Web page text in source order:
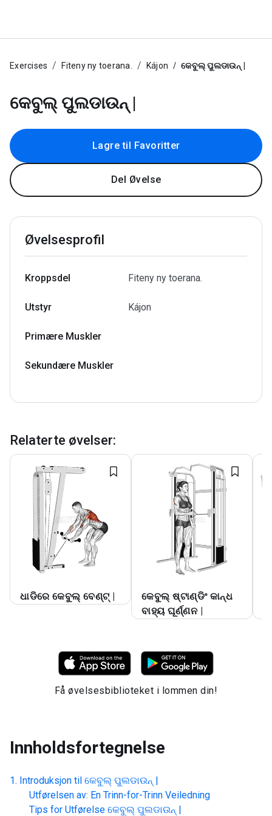
Exercises Fiteny ny toerana. Kájon କେବୁଲ୍ ପୁଲଡାଉନ୍ |
କେବୁଲ୍ ପୁଲଡାଉନ୍ |
Lagre til Favoritter
Del Øvelse
Øvelsesprofil
Kroppsdel Fiteny ny toerana.
Utstyr Kájon
Primære Muskler
Sekundære Muskler
Relaterte øvelser:
ଧାଡିରେ କେବୁଲ୍ ବେଣ୍ଟ୍ |
କେବୁଲ୍ ଷ୍ଟାଣ୍ଡିଂ କାନ୍ଧ
ବାହ୍ୟ ଘୂର୍ଣ୍ଣନ |
Få øvelsesbiblioteket i lommen din!
Innholdsfortegnelse
Introduksjon til କେବୁଲ୍ ପୁଲଡାଉନ୍ |
Utførelsen av: En Trinn-for-Trinn Veiledning
Tips for Utførelse କେବୁଲ୍ ପୁଲଡାଉନ୍ |